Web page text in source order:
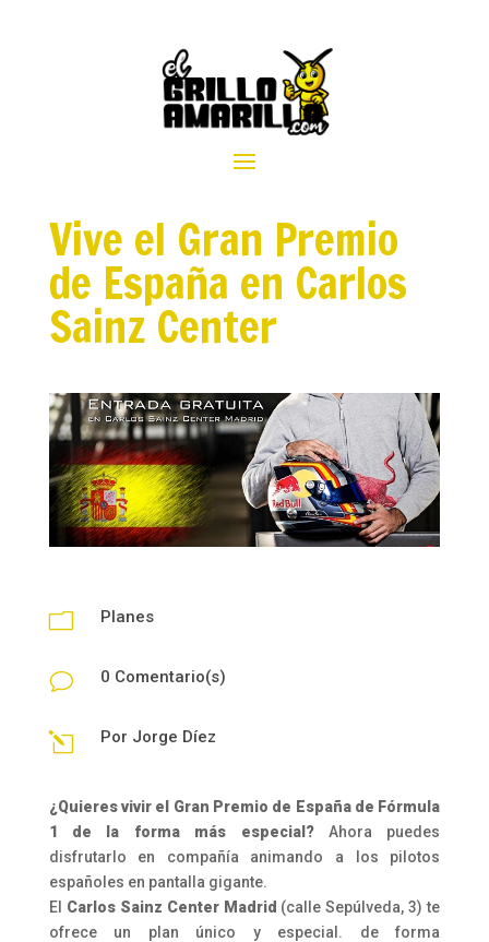
Vive el Gran Premio
de España en Carlos
m Planes
v 0 Comentario(s)
l Por Jorge Díez
¿Quieres vivir el Gran Premio de España de Fórmula
1 de la forma más especial?Ahora puedes
disfrutarlo en compañía animando a los pilotos
españoles en pantalla gigante.
El Carlos Sainz Center Madrid (calle Sepúlveda, 3) te
ofrece un plan único y especial. de forma